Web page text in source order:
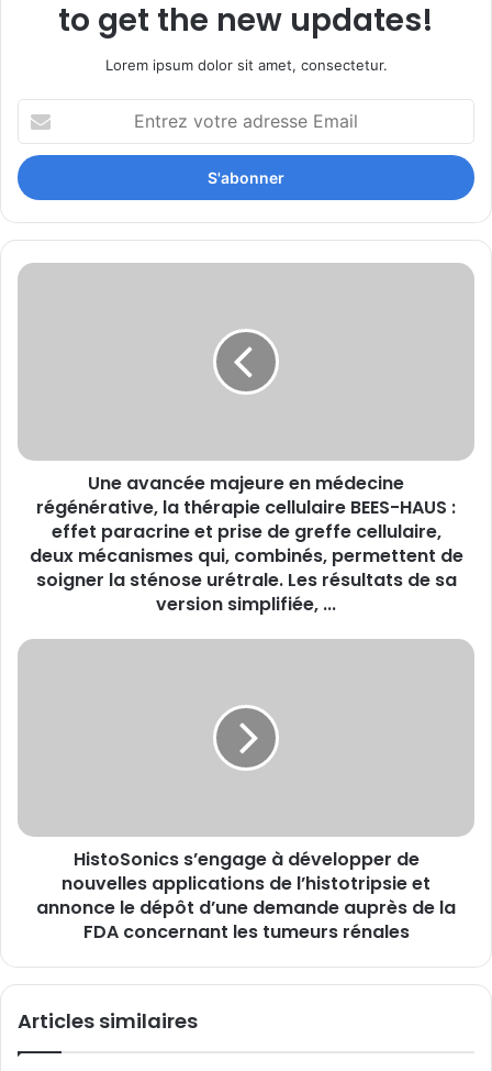
to get the new updates!
Lorem ipsum dolor sit amet, consectetur.
votre
adresse
Email
Une
cellulaire
HAUS
effet
paracrine
de
de
urétrale.
résultats
de
sa
simplifiée,
Une avancée majeure en médecine
régénérative, la thérapie cellulaire BEES-HAUS :
effet paracrine et prise de greffe cellulaire,
deux mécanismes qui, combinés, permettent de
soigner la sténose urétrale. Les résultats de sa
version simplifiée, ...
HistoSonics
l’histotripsie
annonce
demande
de
HistoSonics s’engage à développer de
nouvelles applications de l’histotripsie et
annonce le dépôt d’une demande auprès de la
FDA concernant les tumeurs rénales
Articles similaires